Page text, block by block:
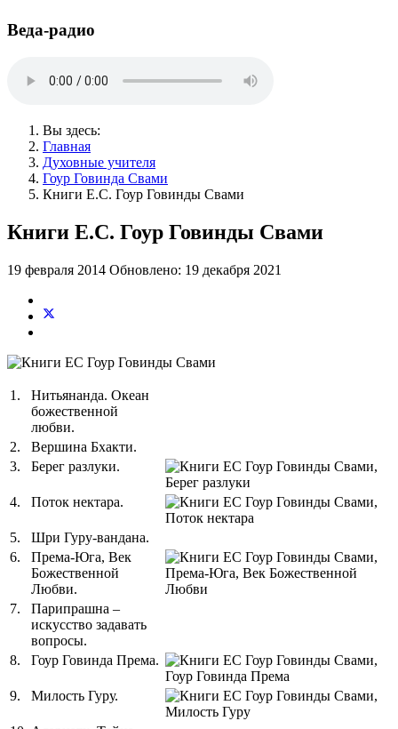
Веда-радио
Вы здесь:
Главная
Духовные учителя
Гоур Говинда Свами
Книги Е.С. Гоур Говинды Свами
Книги Е.С. Гоур Говинды Свами
19 февраля 2014 Обновлено: 19 декабря 2021
1.
Нитьянанда. Океан
божественной
любви.
2.
Вершина Бхакти.
3.
Берег разлуки.
4. Поток нектара.
5.
Шри Гуру-вандана.
6.
Према-Юга, Век
Божественной
Любви.
7.
Парипрашна –
искусство задавать
вопросы.
8.
Гоур Говинда Према.
9. Милость Гуру.